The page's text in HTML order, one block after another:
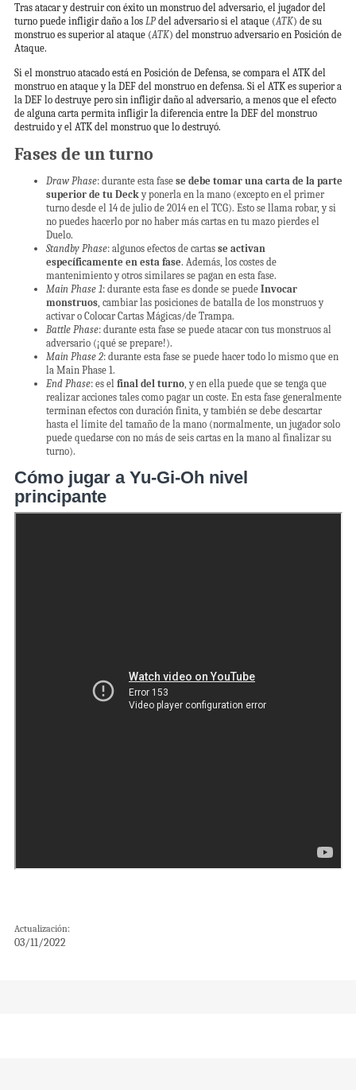
Tras atacar y destruir con éxito un monstruo del adversario, el jugador del
turno puede infligir daño a los LPdel adversario si el ataque (ATK) de su
monstruo es superior al ataque (ATK) del monstruo adversario en Posición de
Ataque.
Si el monstruo atacado está en Posición de Defensa, se compara el ATK del
monstruo en ataque y la DEF del monstruo en defensa. Si el ATK es superior a
la DEF lo destruye pero sin infligir daño al adversario, a menos que el efecto
de alguna carta permita infligir la diferencia entre la DEF del monstruo
destruido y el ATK del monstruo que lo destruyó.
Fases de un turno
Draw Phase: durante esta fasese debe tomar una carta de la parte
superior de tu Decky ponerla en la mano (excepto en el primer
turno desde el 14 de julio de 2014 en el TCG). Esto se llama robar, y si
no puedes hacerlo por no haber más cartas en tu mazo pierdes el
Duelo.
Standby Phase: algunos efectos de cartas se activan
específicamente en esta fase. Además, los costes de
mantenimiento y otros similares se pagan en esta fase.
Main Phase 1: durante esta fase es donde se puede Invocar
monstruos, cambiar las posiciones de batalla de los monstruos y
activar o Colocar Cartas Mágicas/de Trampa.
Battle Phase: durante esta fase se puede atacar con tus monstruos al
adversario (¡qué se prepare!).
Main Phase 2: durante esta fase se puede hacer todo lo mismo que en
la Main Phase 1.
End Phase: es el final del turno, y en ella puede que se tenga que
realizar acciones tales como pagar un coste. En esta fase generalmente
terminan efectos con duración finita, y también se debe descartar
hasta el límite del tamaño de la mano (normalmente, un jugador solo
puede quedarse con no más de seis cartas en la mano al finalizar su
turno).
Cómo jugar a Yu-Gi-Oh nivel
principante
Actualización:
03/11/2022